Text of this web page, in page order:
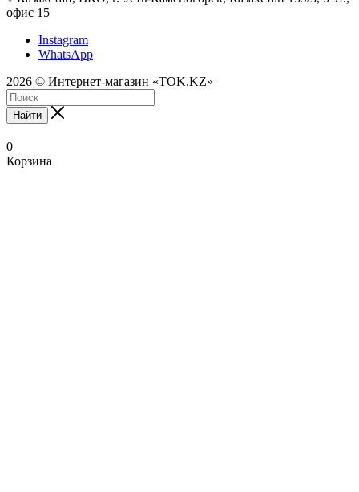
офис 15
Instagram
WhatsApp
2026 © Интернет-магазин «TOK.KZ»
Найти
0
Корзина